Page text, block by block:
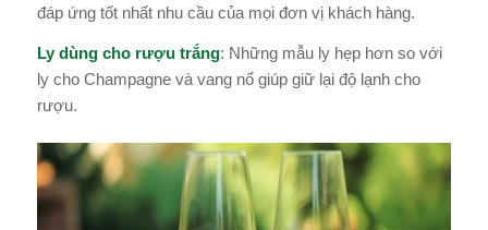
đáp ứng tốt nhất nhu cầu của mọi đơn vị khách hàng.
Ly dùng cho rượu trắng: Những mẫu ly hẹp hơn so với
ly cho Champagne và vang nổ giúp giữ lại độ lạnh cho
rượu.